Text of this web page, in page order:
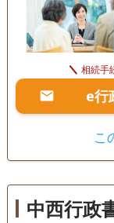
事務所面談可
相続手
e行
こ
中西行政